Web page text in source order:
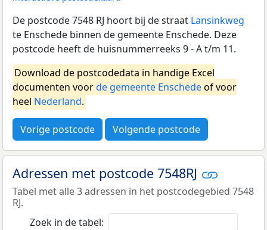
De postcode 7548 RJ hoort bij de straat Lansinkweg
te Enschede binnen de gemeente Enschede. Deze
postcode heeft de huisnummerreeks 9 - A t/m 11.
Download de postcodedata in handige Excel
documenten voorde gemeente Enschedeof voor
heel Nederland.
Vorige postcode Volgende postcode
Adressen met postcode 7548RJ
Tabel met alle 3 adressen in het postcodegebied 7548
RJ.
Zoek in de tabel: